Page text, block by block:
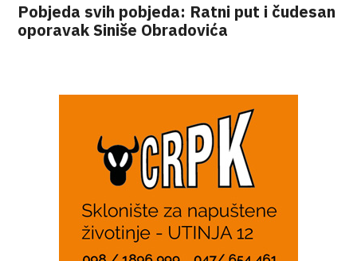
Pobjeda svih pobjeda: Ratni put i čudesan
oporavak Siniše Obradovića